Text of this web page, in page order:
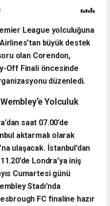
League yolculuğuna
büyük destek
olan Corendon,
Off Finali öncesinde
düzenledi.
Yolculuk
saat 07.00’de
aktarmalı olarak
ulaşacak. İstanbul’dan
Londra’ya iniş
Cumartesi günü
Stadı’nda
FC finaline hazır